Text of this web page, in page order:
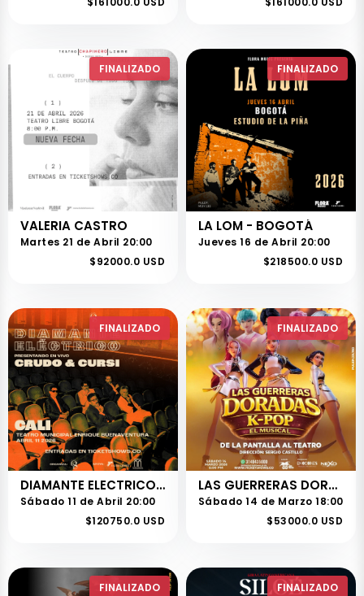
FINALIZADO
VALERIA CASTRO
Martes 21 de Abril 20:00
$92000.0 USD
FINALIZADO
LA LOM - BOGOTÁ
Jueves 16 de Abril 20:00
$218500.0 USD
FINALIZADO
DIAMANTE ELECTRICO - CRUDO Y CURSI TOUR
Sábado 11 de Abril 20:00
$120750.0 USD
FINALIZADO
LAS GUERRERAS DORADAS - KPOP - EL MUSICAL
Sábado 14 de Marzo 18:00
$53000.0 USD
FINALIZADO FINALIZADO